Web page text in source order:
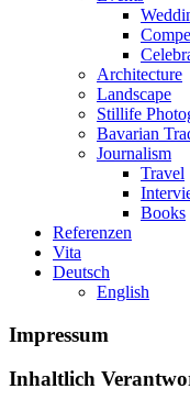
Architecture
Landscape
Stillife
Bavarian
Journalism
Travel
Books
Referenzen
Vita
Deutsch
English
Impressum
Inhaltlich